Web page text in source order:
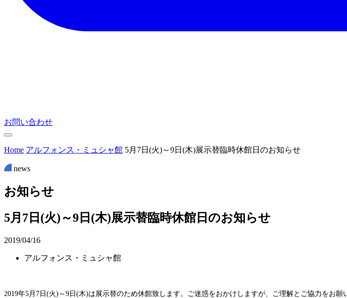
お問い合わせ
Home アルフォンス・ミュシャ館 5月7日(火)～9日(木)展示替臨時休館日のお知らせ
news
お知らせ
5月7日(火)～9日(木)展示替臨時休館日のお知らせ
2019/04/16
アルフォンス・ミュシャ館
2019年5月7日(火)～9日(木)は展示替のため休館致します。ご迷惑をおかけしますが、ご理解とご協力をお願